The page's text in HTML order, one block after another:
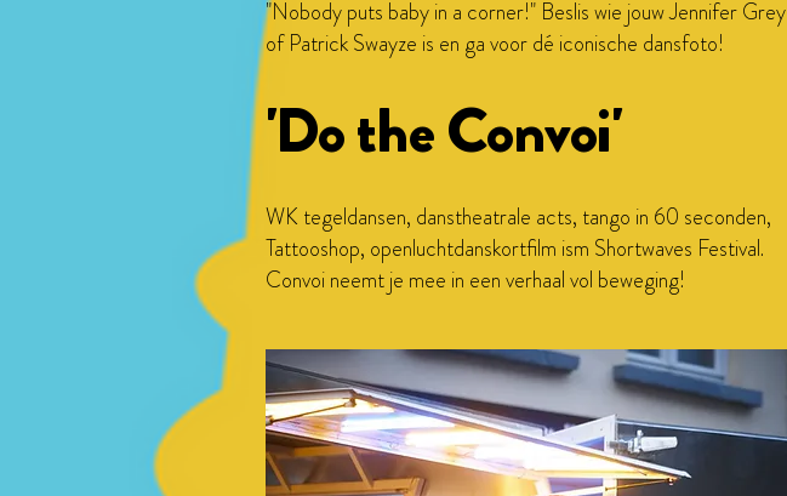
"Nobody puts baby in a corner!" Beslis wie jouw Jennifer Grey
of Patrick Swayze is en ga voor dé iconische dansfoto!
'Do the Convoi'
WK tegeldansen, danstheatrale acts, tango in 60 seconden,
Tattooshop, openluchtdanskortfilm ism Shortwaves Festival.
Convoi neemt je mee in een verhaal vol beweging!